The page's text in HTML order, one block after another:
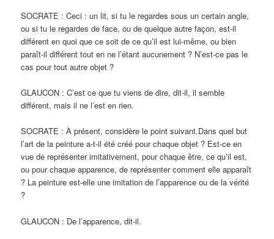
SOCRATE : Ceci : un lit, si tu le regardes sous un certain angle,
ou si tu le regardes de face, ou de quelque autre façon, est-il
différent en quoi que ce soit de ce qu’il est lui-même, ou bien
paraît-il différent tout en ne l’étant aucunement ? N’est-ce pas le
cas pour tout autre objet ?
GLAUCON : C’est ce que tu viens de dire, dit-il, il semble
différent, mais il ne l’est en rien.
SOCRATE : À présent, considère le point suivant.Dans quel but
l’art de la peinture a-t-il été créé pour chaque objet ? Est-ce en
vue de représenter imitativement, pour chaque être, ce qu’il est,
ou pour chaque apparence, de représenter comment elle apparaît
? La peinture est-elle une imitation de l’apparence ou de la vérité
?
GLAUCON : De l’apparence, dit-il.